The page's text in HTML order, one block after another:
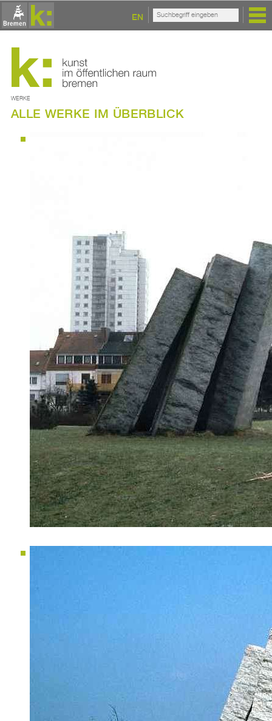
EN
WERKE
ALLE WERKE IM ÜBERBLICK